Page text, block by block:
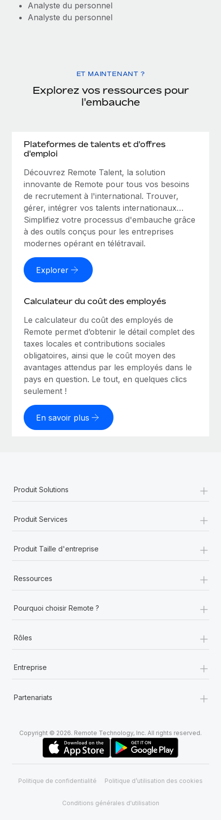
Analyste du personnel
Analyste du personnel
ET MAINTENANT ?
Explorez vos ressources pour
l'embauche
Plateformes de talents et d'offres
d'emploi
Découvrez Remote Talent, la solution
innovante de Remote pour tous vos besoins
de recrutement à l'international. Trouver,
gérer, intégrer vos talents internationaux…
Simplifiez votre processus d'embauche grâce
à des outils conçus pour les entreprises
modernes opérant en télétravail.
Explorer
Calculateur du coût des employés
Le calculateur du coût des employés de
Remote permet d’obtenir le détail complet des
taxes locales et contributions sociales
obligatoires, ainsi que le coût moyen des
avantages attendus par les employés dans le
pays en question. Le tout, en quelques clics
seulement !
En savoir plus
Produit Solutions +
Produit Services +
Produit Taille d'entreprise +
Ressources +
Pourquoi choisir Remote ? +
Rôles +
Entreprise +
Partenariats +
Copyright © 2026. Remote Technology, Inc. All rights reserved.
Politique de confidentialité Politique d’utilisation des cookies
Conditions générales d'utilisation